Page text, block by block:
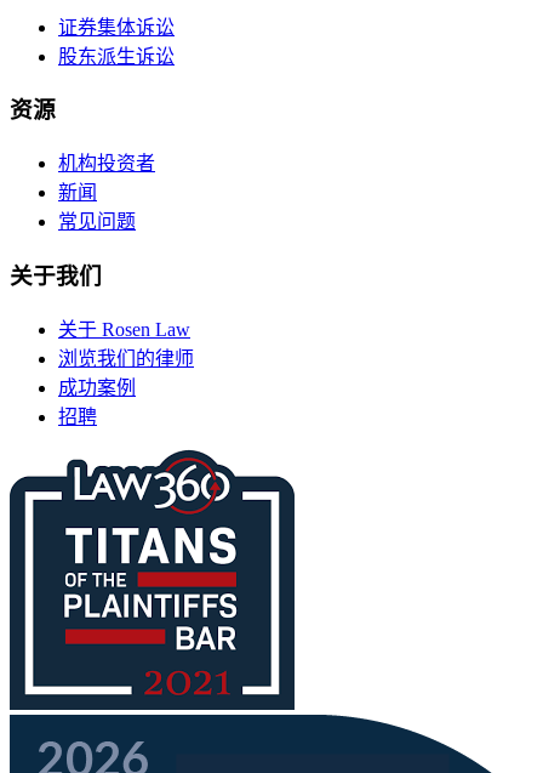
证券集体诉讼
股东派生诉讼
资源
机构投资者
新闻
常见问题
关于我们
关于 Rosen Law
浏览我们的律师
成功案例
招聘